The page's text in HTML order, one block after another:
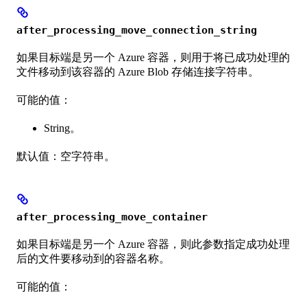
after_processing_move_connection_string
如果目标端是另一个 Azure 容器，则用于将已成功处理的
文件移动到该容器的 Azure Blob 存储连接字符串。
可能的值：
String。
默认值：空字符串。
after_processing_move_container
如果目标端是另一个 Azure 容器，则此参数指定成功处理
后的文件要移动到的容器名称。
可能的值：